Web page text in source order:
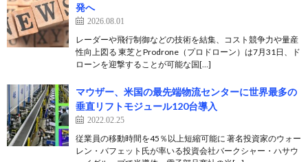
発へ
2026.08.01
レーダーや飛行制御などの技術を結集、コスト競争力や量産
性向上図る 東芝とProdrone（プロドローン）は7月31日、ド
ローンを迎撃することが可能な国[…]
マウザー、米国の最先端物流センターに世界最多の
垂直リフトモジュール120台導入
2022.02.25
従業員の移動時間を45％以上短縮可能に 著名投資家のウォー
レン・バフェット氏が率いる投資会社バークシャー・ハサウ